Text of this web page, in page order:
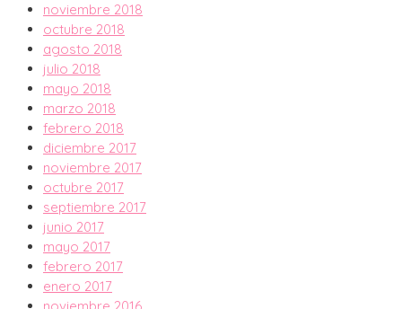
noviembre 2018
octubre 2018
agosto 2018
julio 2018
mayo 2018
marzo 2018
febrero 2018
diciembre 2017
noviembre 2017
octubre 2017
septiembre 2017
junio 2017
mayo 2017
febrero 2017
enero 2017